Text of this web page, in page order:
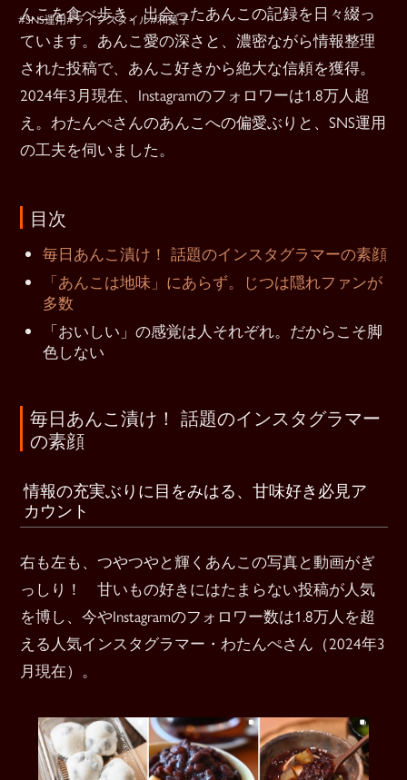
#SNS運用#ライフスタイル#和菓子
んこを食べ歩き、出会ったあんこの記録を日々綴っ
ています。あんこ愛の深さと、濃密ながら情報整理
された投稿で、あんこ好きから絶大な信頼を獲得。
2024年3月現在、Instagramのフォロワーは1.8万人超
え。わたんぺさんのあんこへの偏愛ぶりと、SNS運用
の工夫を伺いました。
目次
毎日あんこ漬け！ 話題のインスタグラマーの素顔
「あんこは地味」にあらず。じつは隠れファンが
多数
「おいしい」の感覚は人それぞれ。だからこそ脚
色しない
毎日あんこ漬け！ 話題のインスタグラマー
の素顔
情報の充実ぶりに目をみはる、甘味好き必見ア
カウント
右も左も、つやつやと輝くあんこの写真と動画がぎ
っしり！ 甘いもの好きにはたまらない投稿が人気
を博し、今やInstagramのフォロワー数は1.8万人を超
える人気インスタグラマー・わたんぺさん（2024年3
月現在）。